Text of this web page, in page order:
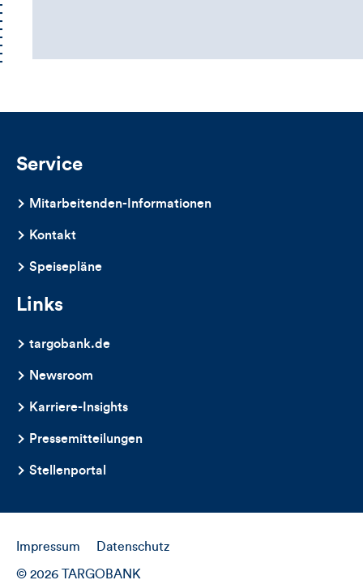
Service
Mitarbeitenden-Informationen
Kontakt
Speisepläne
Links
targobank.de
Newsroom
Karriere-Insights
Pressemitteilungen
Stellenportal
Impressum Datenschutz
© 2026 TARGOBANK